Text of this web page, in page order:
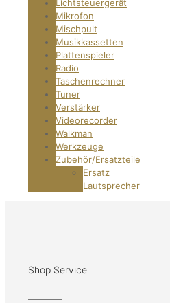
Lichtsteuergerät
Mikrofon
Mischpult
Musikkassetten
Plattenspieler
Radio
Taschenrechner
Tuner
Verstärker
Videorecorder
Walkman
Werkzeuge
Zubehör/Ersatzteile
Ersatz
Lautsprecher
Shop Service